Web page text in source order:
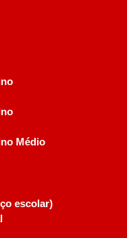
Médio
escolar)